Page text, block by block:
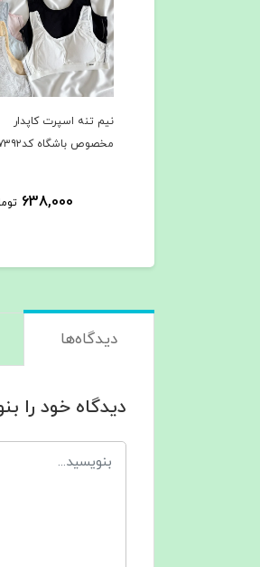
نیم تنه اسپرت کاپدار
مخصوص باشگاه کد۷۳۹۲
638,000
دیدگاه‌ها
دیدگاه خود را